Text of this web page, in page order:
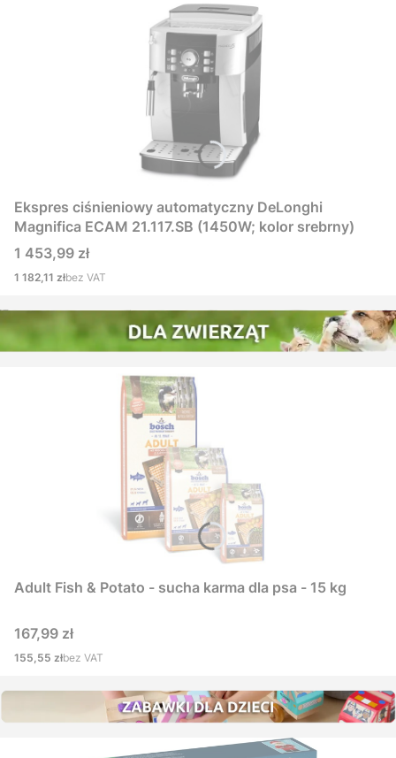
Ekspres ciśnieniowy automatyczny DeLonghi
Magnifica ECAM 21.117.SB (1450W; kolor srebrny)
Cena
1 453,99 zł
Cena
1 182,11 złbez VAT
Adult Fish & Potato - sucha karma dla psa - 15 kg
Cena
167,99 zł
Cena
155,55 złbez VAT